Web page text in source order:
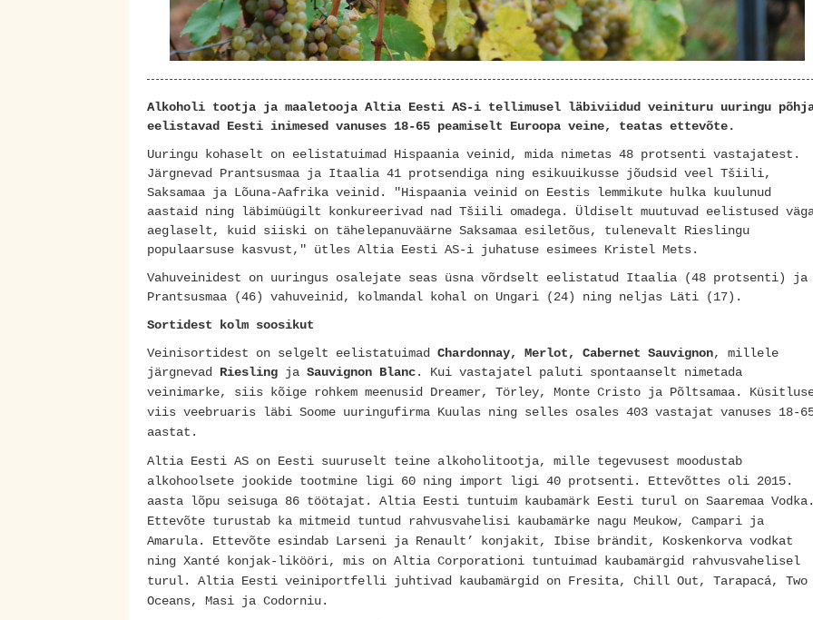
Alkoholi tootja ja maaletooja Altia Eesti AS-i tellimusel läbiviidud veinituru uuringu
eelistavad Eesti inimesed vanuses 18-65 peamiselt Euroopa veine, teatas ettevõte.
Uuringu kohaselt on eelistatuimad Hispaania veinid, mida nimetas 48 protsenti vastajatest.
Järgnevad Prantsusmaa ja Itaalia 41 protsendiga ning esikuuikusse jõudsid veel Tšiili,
Saksamaa ja Lõuna-Aafrika veinid. "Hispaania veinid on Eestis lemmikute hulka kuulunud
aastaid ning läbimüügilt konkureerivad nad Tšiili omadega. Üldiselt muutuvad eelistused
aeglaselt, kuid siiski on tähelepanuväärne Saksamaa esiletõus, tulenevalt Rieslingu
populaarsuse kasvust," ütles Altia Eesti AS-i juhatuse esimees Kristel Mets.
Vahuveinidest on uuringus osalejate seas üsna võrdselt eelistatud Itaalia (48 protsenti) ja
Prantsusmaa (46) vahuveinid, kolmandal kohal on Ungari (24) ning neljas Läti (17).
Sortidest kolm soosikut
Veinisortidest on selgelt eelistatuimad Chardonnay, Merlot, Cabernet Sauvignon, millele
järgnevad Riesling ja Sauvignon Blanc. Kui vastajatel paluti spontaanselt nimetada
veinimarke, siis kõige rohkem meenusid Dreamer, Törley, Monte Cristo ja Põltsamaa.
viis veebruaris läbi Soome uuringufirma Kuulas ning selles osales 403 vastajat vanuses 18-
aastat.
Altia Eesti AS on Eesti suuruselt teine alkoholitootja, mille tegevusest moodustab
alkohoolsete jookide tootmine ligi 60 ning import ligi 40 protsenti. Ettevõttes oli 2015.
aasta lõpu seisuga 86 töötajat. Altia Eesti tuntuim kaubamärk Eesti turul on Saaremaa
Ettevõte turustab ka mitmeid tuntud rahvusvahelisi kaubamärke nagu Meukow, Campari ja
Amarula. Ettevõte esindab Larseni ja Renault’ konjakit, Ibise brändit, Koskenkorva vodkat
ning Xanté konjak-likööri, mis on Altia Corporationi tuntuimad kaubamärgid rahvusvahelisel
turul. Altia Eesti veiniportfelli juhtivad kaubamärgid on Fresita, Chill Out, Tarapacá, Two
Oceans, Masi ja Codorniu.